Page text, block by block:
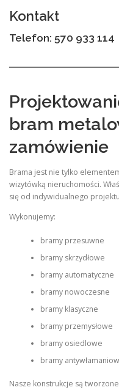
Kontakt
Telefon: 570 933 114
bram
zamówienie
Brama jest nie tylko
wizytówką nieruchomości.
się od indywidualnego
Wykonujemy:
bramy przesuwne
bramy skrzydłowe
bramy automatyczne
bramy nowoczesne
bramy klasyczne
bramy przemysłowe
bramy osiedlowe
bramy
Nasze konstrukcje są